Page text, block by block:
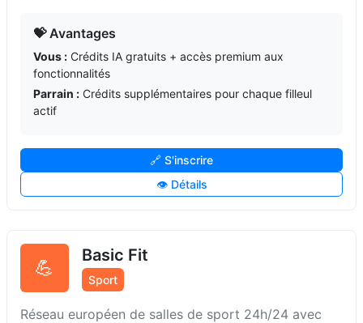
💝 Avantages
Vous : Crédits IA gratuits + accès premium aux
fonctionnalités
Parrain : Crédits supplémentaires pour chaque filleul
actif
🔗 S'inscrire
👁️ Détails
💪
Basic Fit
Sport
Réseau européen de salles de sport 24h/24 avec